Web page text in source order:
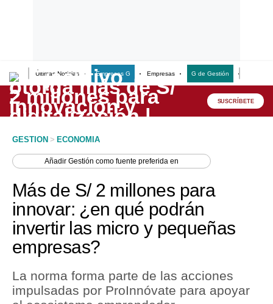
Últimas Noticias Empresas G Empresas G de Gestión
Lo último
Peru Quiosco
Economía
Mercados
Perú
Política
Tu Dinero
SUSCRÍBETE
GESTION > ECONOMIA
AñadirGestión como fuente preferida en
Más de S/ 2 millones para
innovar: ¿en qué podrán
invertir las micro y pequeñas
empresas?
La norma forma parte de las acciones
impulsadas por ProInnóvate para apoyar